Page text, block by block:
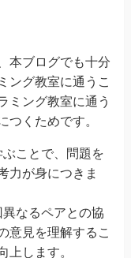
本ブログでも十分
ング教室に通うこ
ミング教室に通う
つくためです。
ことで、問題を
力が身につきま
異なるペアとの協
意見を理解するこ
上します。